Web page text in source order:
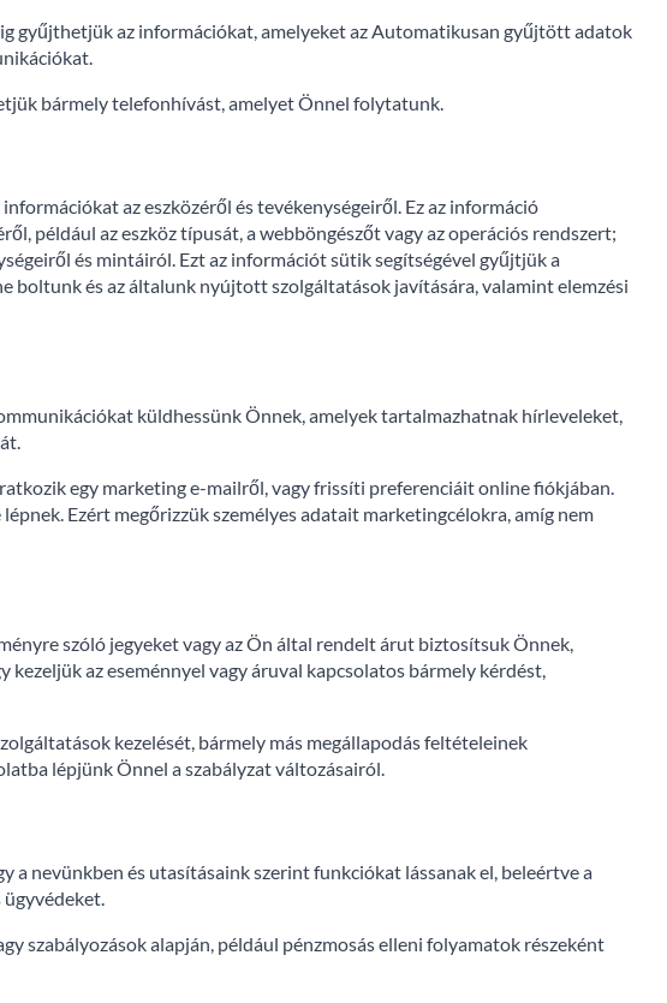
gyűjthetjük az információkat, amelyeket az Automatikusan gyűjtött adatok
bármely telefonhívást, amelyet Önnel folytatunk.
az eszközéről és tevékenységeiről. Ez az információ
például az eszköz típusát, a webböngészőt vagy az operációs rendszert;
és mintáiról. Ezt az információt sütik segítségével gyűjtjük a
boltunk és az általunk nyújtott szolgáltatások javítására, valamint elemzési
küldhessünk Önnek, amelyek tartalmazhatnak hírleveleket,
egy marketing e-mailről, vagy frissíti preferenciáit online fiókjában.
Ezért megőrizzük személyes adatait marketingcélokra, amíg nem
szóló jegyeket vagy az Ön által rendelt árut biztosítsuk Önnek,
az eseménnyel vagy áruval kapcsolatos bármely kérdést,
kezelését, bármely más megállapodás feltételeinek
lépjünk Önnel a szabályzat változásairól.
nevünkben és utasításaink szerint funkciókat lássanak el, beleértve a
szabályozások alapján, például pénzmosás elleni folyamatok részeként